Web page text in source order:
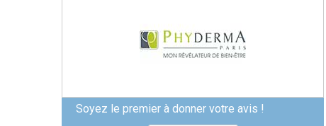
Soyez le premier à donner votre avis !